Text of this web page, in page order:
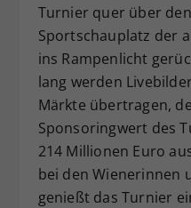
Turnier quer über
Sportschauplatz der
ins Rampenlicht
lang werden
Märkte übertragen,
Sponsoringwert des
214 Millionen Euro
bei den Wienerinnen
genießt das Turnier